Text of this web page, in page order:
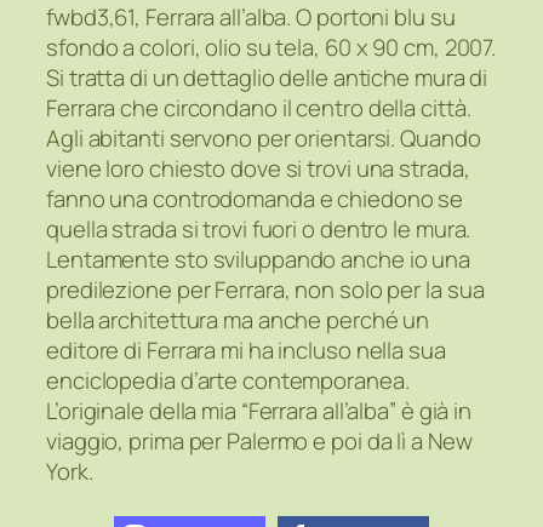
fwbd3,61, Ferrara all’alba. O portoni blu su
sfondo a colori, olio su tela, 60 x 90 cm, 2007.
Si tratta di un dettaglio delle antiche mura di
Ferrara che circondano il centro della città.
Agli abitanti servono per orientarsi. Quando
viene loro chiesto dove si trovi una strada,
fanno una controdomanda e chiedono se
quella strada si trovi fuori o dentro le mura.
Lentamente sto sviluppando anche io una
predilezione per Ferrara, non solo per la sua
bella architettura ma anche perché un
editore di Ferrara mi ha incluso nella sua
enciclopedia d’arte contemporanea.
L’originale della mia “Ferrara all’alba” è già in
viaggio, prima per Palermo e poi da lì a New
York.